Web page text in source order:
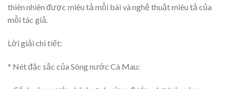
thiên nhiên được miêu tả mỗi bài và nghệ thuật miêu tả của
mỗi tác giả.
Lời giải chi tiết:
* Nét đặc sắc của Sông nước Cà Mau: